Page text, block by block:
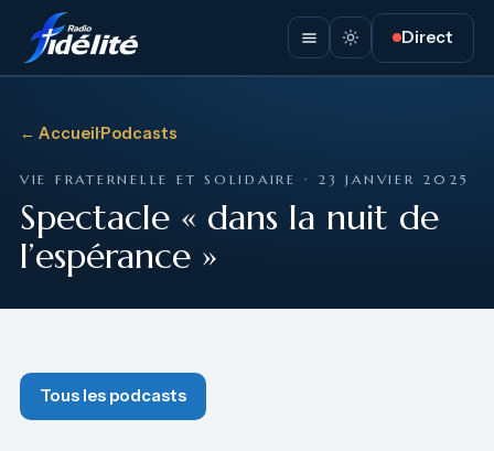
Direct
← Accueil·Podcasts
VIE FRATERNELLE ET SOLIDAIRE · 23 JANVIER 2025
Spectacle « dans la nuit de
l’espérance »
Tous les podcasts